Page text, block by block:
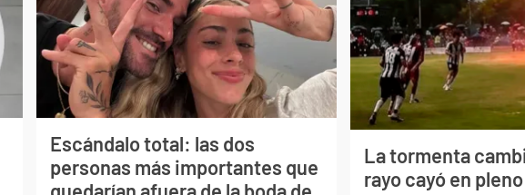
Escándalo total: las dos
personas más importantes que
La tormenta
rayo cayó en